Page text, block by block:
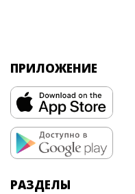
ПРИЛОЖЕНИЕ
РАЗДЕЛЫ